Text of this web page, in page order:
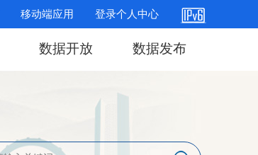
移动端应用 登录个人中心
数据开放 数据发布